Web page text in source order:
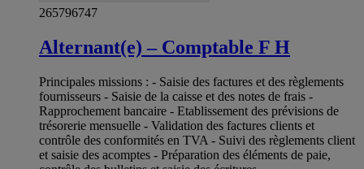
265796747
Alternant(e) – Comptable F H
Principales missions : - Saisie des factures et des règlements
fournisseurs - Saisie de la caisse et des notes de frais -
Rapprochement bancaire - Etablissement des prévisions de
trésorerie mensuelle - Validation des factures clients et
contrôle des conformités en TVA - Suivi des règlements client
et saisie des acomptes - Préparation des éléments de paie,